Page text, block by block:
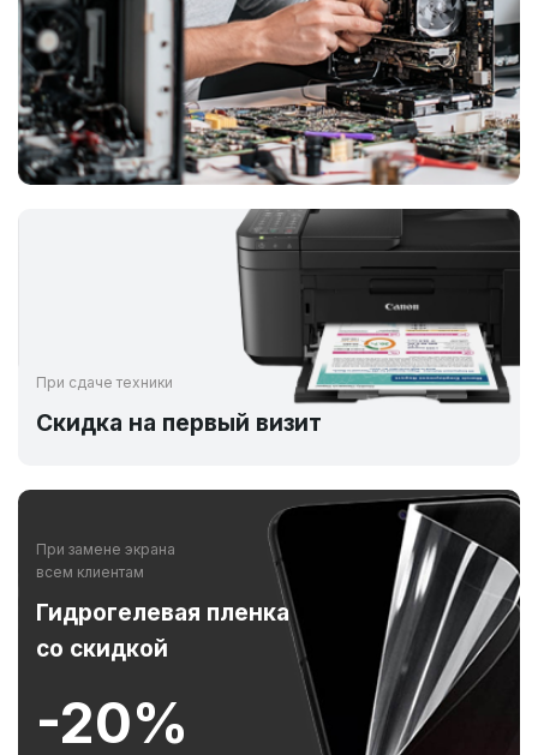
При сдаче техники
Скидка на первый визит
При замене экрана
всем клиентам
Гидрогелевая пленка
со скидкой
-20%